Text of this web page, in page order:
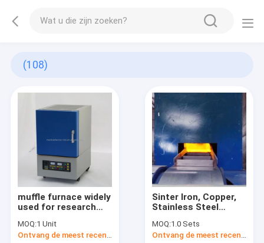
(108)
muffle furnace widely
used for research
quantities produce
100*100*100mm
MOQ:1 Unit
Ontvang de meest recente Prijs
Sinter Iron, Copper,
Stainless Steel
Heat Treatment
Furnace
MOQ:1.0 Sets
Ontvang de meest recente Prijs